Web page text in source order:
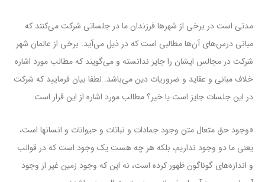
مدتی است در برخی از شهرها فرزندان ما در جلساتی شرکت می‌کنند که
مبانی درس‌های آن‌ها مطالبی است که در ذیل می‌آید. برخی از عالمان شهر
شرکت در مجالس ایشان را جایز ندانسته و می‌گویند که مطالب مورد اشاره
خلاف مبانی و عقاید و ضروریات دین می‌باشد. لطفا بیان فرمایید که شرکت
در این جلسات جایز است یا خیر؟ مطالب مورد اشاره از این قرار است:
«وجود حق متعال متن وجود جمادات و نباتات و حیوانات و انسانها است،
یعنی ما دو وجود نداریم، بلکه هر چه هست یک وجود است که در قوالب
و اندازه‌های گوناگون ظهور کرده است، نه این که وجود زمین غیر از وجود